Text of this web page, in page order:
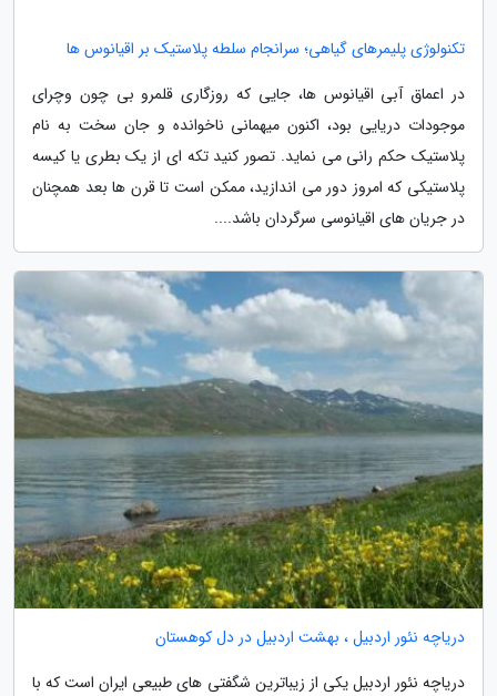
تکنولوژی پلیمرهای گیاهی؛ سرانجام سلطه پلاستیک بر اقیانوس ها
در اعماق آبی اقیانوس ها، جایی که روزگاری قلمرو بی چون وچرای
موجودات دریایی بود، اکنون میهمانی ناخوانده و جان سخت به نام
پلاستیک حکم رانی می نماید. تصور کنید تکه ای از یک بطری یا کیسه
پلاستیکی که امروز دور می اندازید، ممکن است تا قرن ها بعد همچنان
در جریان های اقیانوسی سرگردان باشد....
دریاچه نئور اردبیل ، بهشت اردبیل در دل کوهستان
دریاچه نئور اردبیل یکی از زیباترین شگفتی های طبیعی ایران است که با